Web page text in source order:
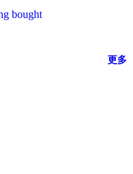
bought
更多